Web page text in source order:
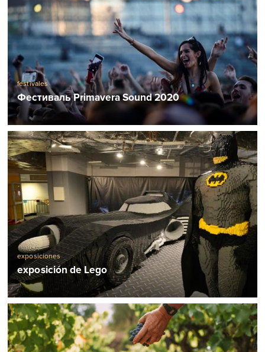
festivales
Фестиваль Primavera Sound 2020
exposiciones
exposición de Lego